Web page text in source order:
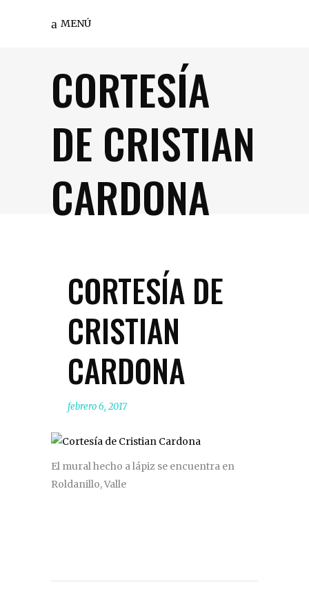
MENÚ
CORTESÍA
DE CRISTIAN
CARDONA
CORTESÍA DE
CRISTIAN
CARDONA
febrero 6, 2017
El mural hecho a lápiz se encuentra en
Roldanillo, Valle